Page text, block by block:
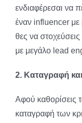
ενδιαφέρεσαι να
έναν influencer με
θες να
με μεγάλο lead
2. Καταγραφή
Αφού καθορίσεις
καταγραφή των